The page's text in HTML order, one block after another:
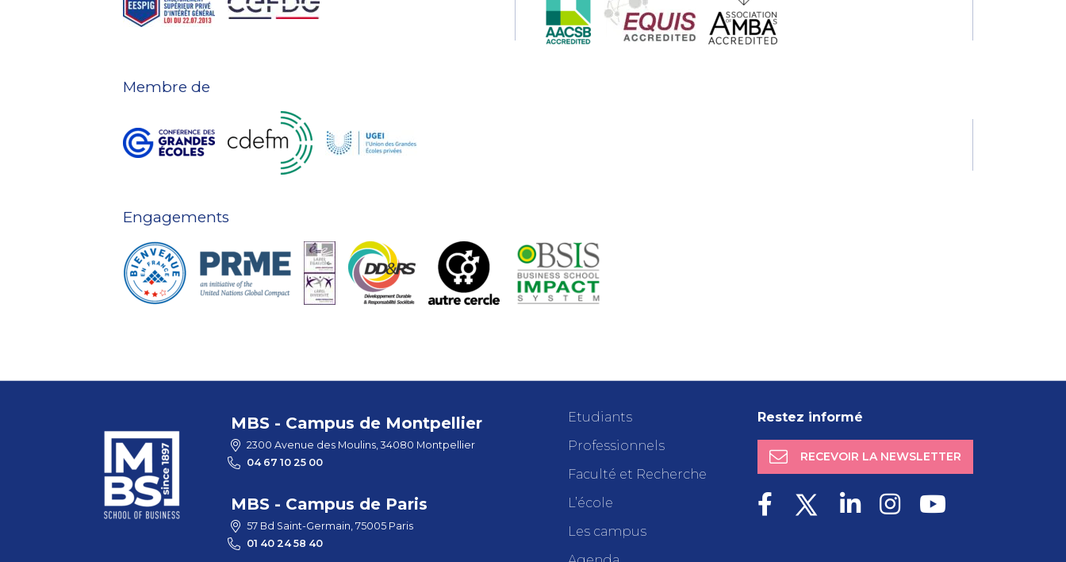
Membre de
Engagements
MBS - Campus de Montpellier
2300 Avenue des Moulins, 34080 Montpellier
04 67 10 25 00
MBS - Campus de Paris
57 Bd Saint-Germain, 75005 Paris
01 40 24 58 40
Etudiants
Professionnels
Faculté et Recherche
L’école
Les campus
Restez informé
RECEVOIR LA NEWSLETTER